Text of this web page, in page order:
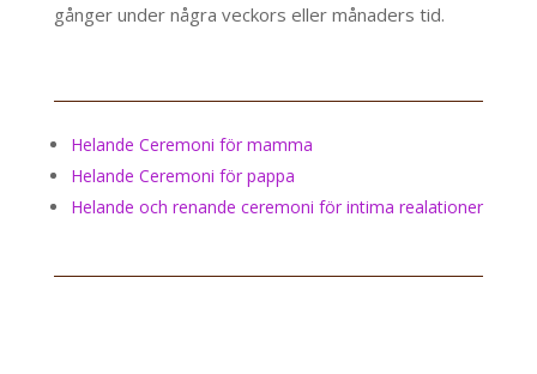
gånger under några veckors eller månaders tid.
Helande Ceremoni för mamma
Helande Ceremoni för pappa
Helande och renande ceremoni för intima realationer